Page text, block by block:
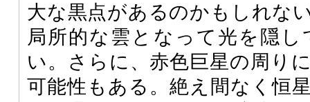
大な黒点があるのかもしれな
局所的な雲となって光を隠
い。さらに、赤色巨星の周り
可能性もある。絶え間なく恒